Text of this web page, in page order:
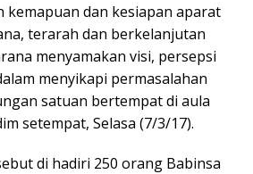
kemapuan dan kesiapan aparat
terarah dan berkelanjutan
menyamakan visi, persepsi
menyikapi permasalahan
satuan bertempat di aula
setempat, Selasa (7/3/17).
di hadiri 250 orang Babinsa